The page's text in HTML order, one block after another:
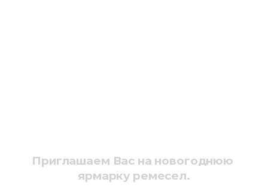
Приглашаем Вас на новогоднюю
ярмарку ремесел.